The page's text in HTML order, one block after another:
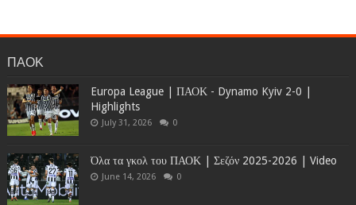
ΠΑΟΚ
Europa League | ΠΑΟΚ - Dynamo Kyiv 2-0 |
Highlights
July 31, 2026 0
Όλα τα γκολ του ΠΑΟΚ | Σεζόν 2025-2026 | Video
June 14, 2026 0